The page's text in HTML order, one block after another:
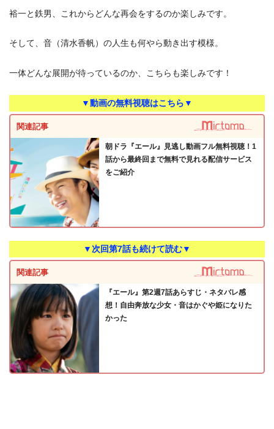
裕一と鉄男、これからどんな再会をするのか楽しみです。
そして、音（清水香帆）の人生も何やら動き出す模様。
一体どんな展開が待っているのか、こちらも楽しみです！
▼動画の無料視聴はこちら▼
関連記事
朝ドラ『エール』見逃し動画フル無料視聴！1
話から最終回まで無料で見れる配信サービス
をご紹介
▼次回第7話も続けて読む▼
関連記事
『エール』第2週7話あらすじ・ネタバレ感
想！自由奔放な少女・音はかぐや姫になりた
かった